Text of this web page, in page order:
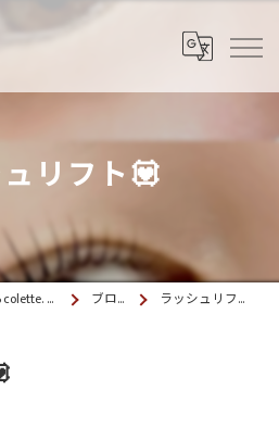
リフト💟
大阪府玉造のマツエクならcolette. 玉造 ブログ ラッシュリフト💟